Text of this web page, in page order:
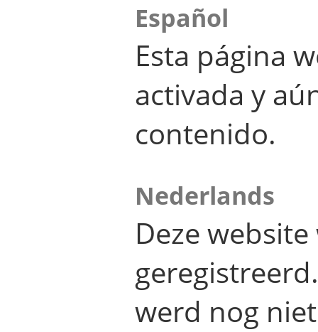
Español
Esta página
activada y
contenido.
Nederlands
Deze
werd nog